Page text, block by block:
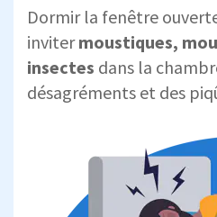
Dormir la fenêtre
invitermoustiques,
insectes dans la
désagréments et des